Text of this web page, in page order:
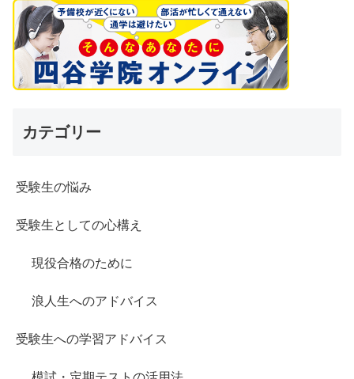
カテゴリー
受験生の悩み
受験生としての心構え
現役合格のために
浪人生へのアドバイス
受験生への学習アドバイス